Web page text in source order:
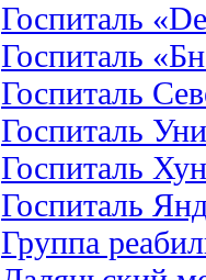
Госпиталь
Госпиталь
Госпиталь
Госпиталь
Госпиталь
Госпиталь
Группа